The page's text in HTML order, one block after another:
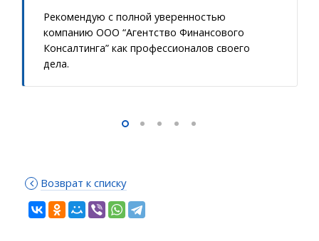
Рекомендую с полной уверенностью
компанию ООО “Агентство Финансового
Консалтинга” как профессионалов своего
дела.
Возврат к списку